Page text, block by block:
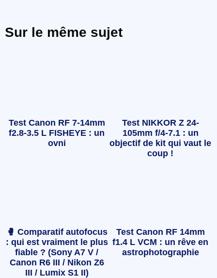
Sur le même sujet
Test Canon RF 7-14mm
f2.8-3.5 L FISHEYE : un
ovni
Test NIKKOR Z 24-
105mm f/4-7.1 : un
objectif de kit qui vaut le
coup !
🥊 Comparatif autofocus
: qui est vraiment le plus
fiable ? (Sony A7 V /
Canon R6 III / Nikon Z6
III / Lumix S1 II)
Test Canon RF 14mm
f1.4 L VCM : un rêve en
astrophotographie